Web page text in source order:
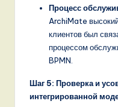
Процесс
ArchiMate
клиентов был
процессом
BPMN.
Шаг 5: Проверка и
интегрированной